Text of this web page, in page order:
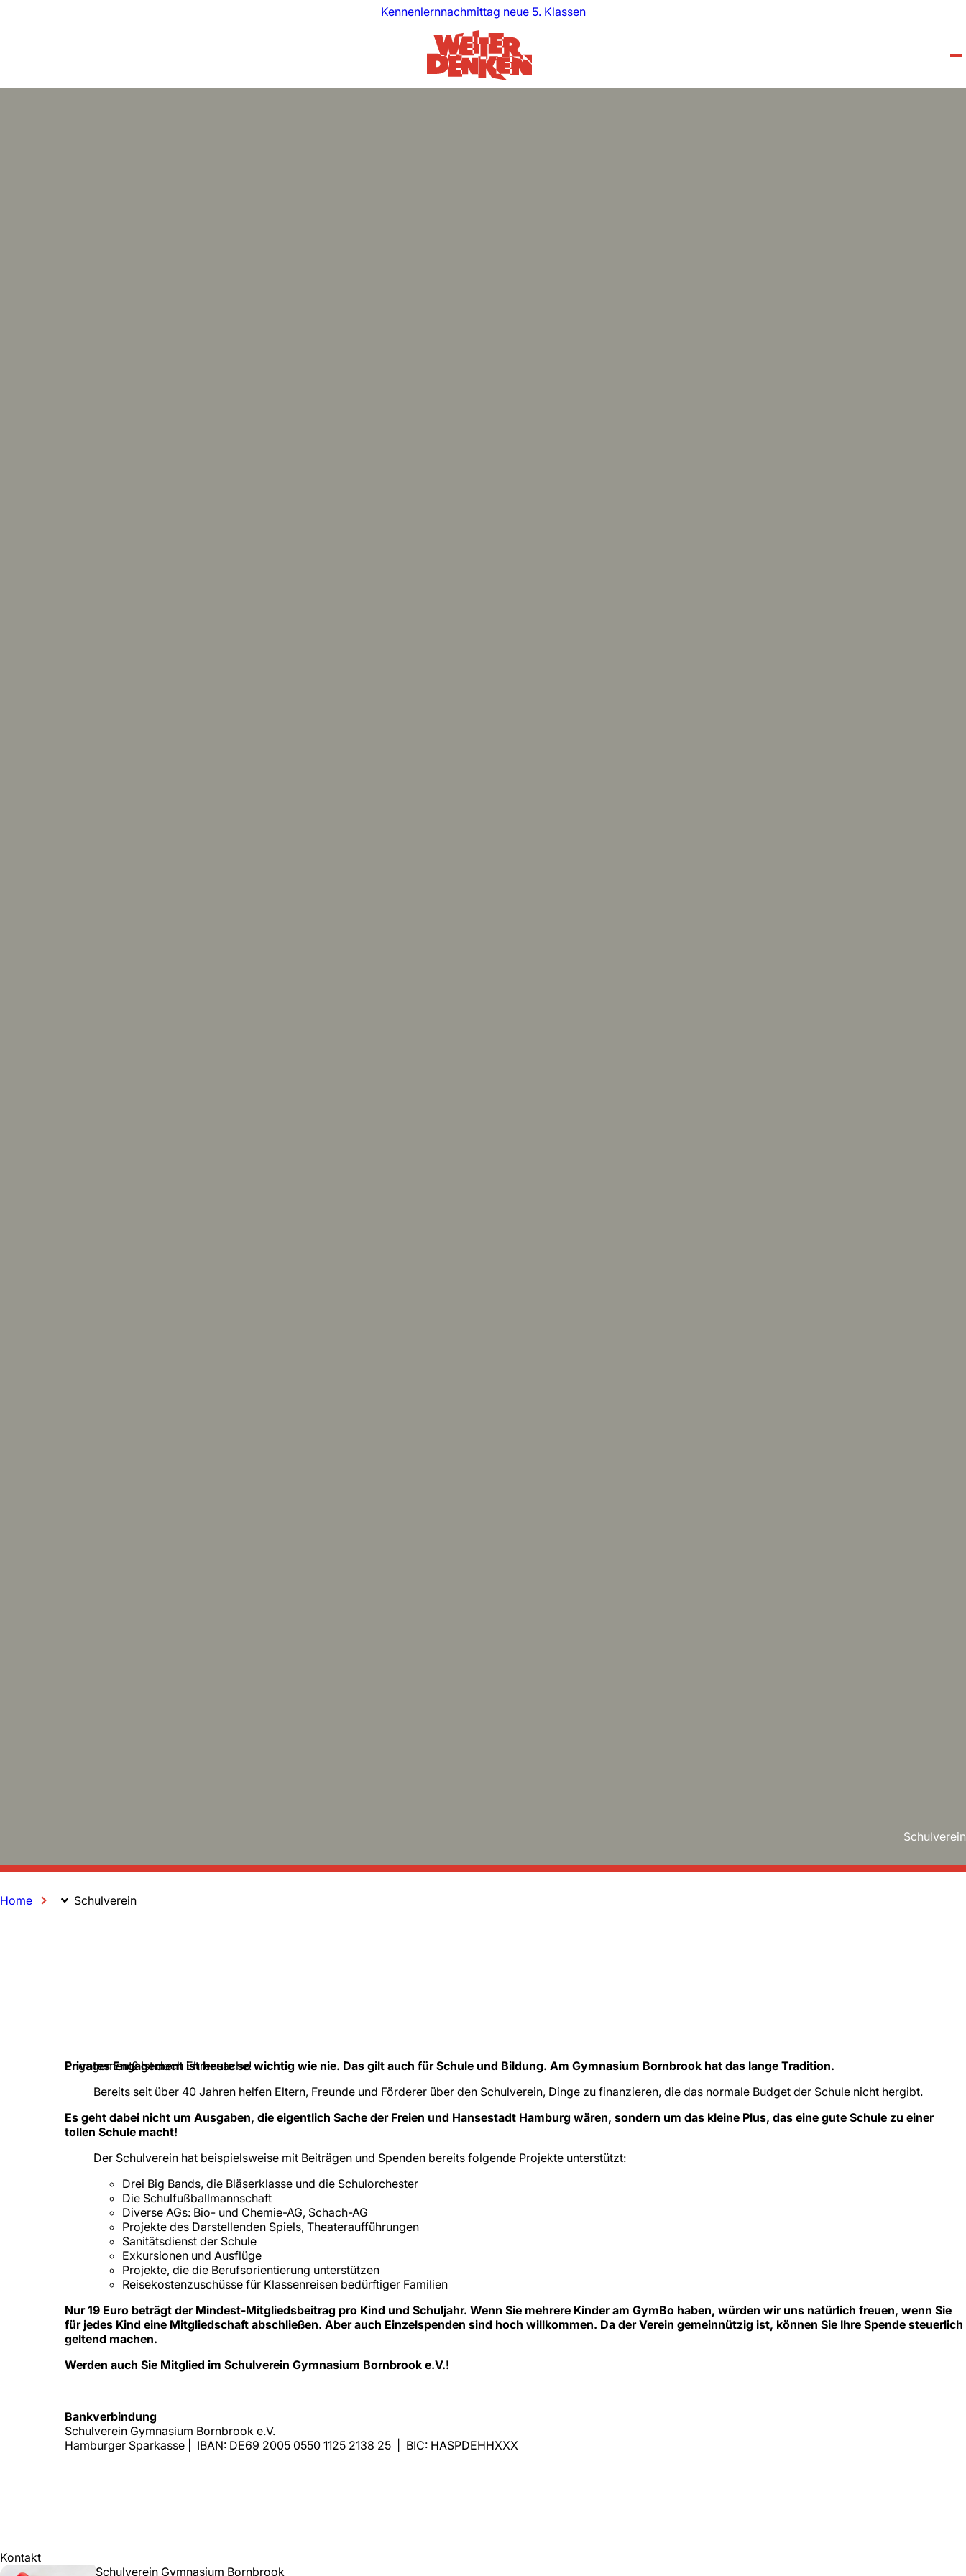
Kennenlernnachmittag neue 5. Klassen
Schulverein
Home Schulverein
Engagement? Ist doch Ehrensache!
Privates Engagement ist heute so wichtig wie nie. Das gilt auch für Schule und Bildung. Am Gymnasium Bornbrook hat das lange Tradition.
Bereits seit über 40 Jahren helfen Eltern, Freunde und Förderer über den Schulverein, Dinge zu finanzieren, die das normale Budget der Schule nicht hergibt.
Es geht dabei nicht um Ausgaben, die eigentlich Sache der Freien und Hansestadt Hamburg wären, sondern um das kleine Plus, das eine gute Schule zu einer
tollen Schule macht!
Der Schulverein hat beispielsweise mit Beiträgen und Spenden bereits folgende Projekte unterstützt:
Drei Big Bands, die Bläserklasse und die Schulorchester
Die Schulfußballmannschaft
Diverse AGs: Bio- und Chemie-AG, Schach-AG
Projekte des Darstellenden Spiels, Theateraufführungen
Sanitätsdienst der Schule
Exkursionen und Ausflüge
Projekte, die die Berufsorientierung unterstützen
Reisekostenzuschüsse für Klassenreisen bedürftiger Familien
Nur 19 Euro beträgt der Mindest-Mitgliedsbeitrag pro Kind und Schuljahr. Wenn Sie mehrere Kinder am GymBo haben, würden wir uns natürlich freuen, wenn Sie
für jedes Kind eine Mitgliedschaft abschließen. Aber auch Einzelspenden sind hoch willkommen. Da der Verein gemeinnützig ist, können Sie Ihre Spende steuerlich
geltend machen.
Werden auch Sie Mitglied im Schulverein Gymnasium Bornbrook e.V.!
Bankverbindung
Schulverein Gymnasium Bornbrook e.V.
Hamburger Sparkasse | IBAN: DE69 2005 0550 1125 2138 25 | BIC: HASPDEHHXXX
Kontakt
Schulverein Gymnasium Bornbrook